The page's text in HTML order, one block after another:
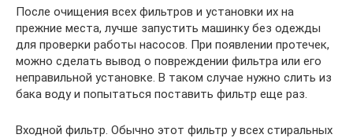
После очищения всех фильтров и установки их на
прежние места, лучше запустить машинку без одежды
для проверки работы насосов. При появлении протечек,
можно сделать вывод о повреждении фильтра или его
неправильной установке. В таком случае нужно слить из
бака воду и попытаться поставить фильтр еще раз.
Входной фильтр. Обычно этот фильтр у всех стиральных